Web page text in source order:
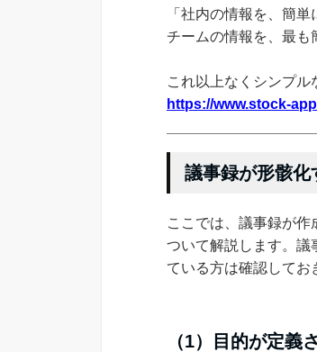
「社内の情報を、簡単
チームの情報を、最も
これ以上なくシンプル
https://www.stock-
議事録が形骸化
ここでは、議事録が
ついて解説します。議
ている方は確認してお
（1）目的が定義